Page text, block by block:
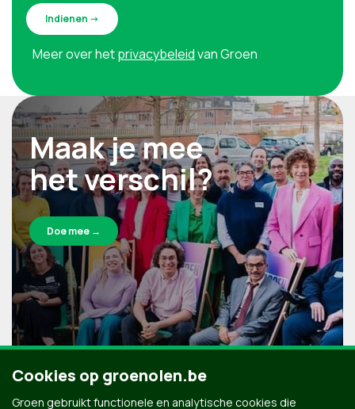
Meer over hetprivacybeleidvan Groen
Maak je mee
het verschil?
Doe mee →
Cookies op groenolen.be
Groen gebruikt functionele en analytische cookies die